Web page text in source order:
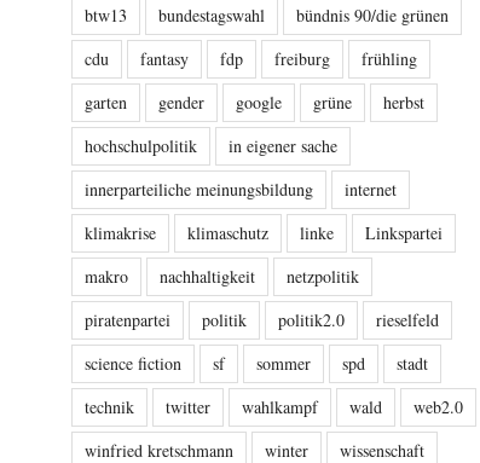
btw13
bundestagswahl
bündnis 90/die grünen
cdu
fantasy fdp freiburg
frühling
garten
gender google grüne
herbst
hochschulpolitik
in eigener sache
innerparteiliche meinungsbildung
internet
klimakrise
klimaschutz linke
Linkspartei
makro
nachhaltigkeit
netzpolitik
piratenpartei
politik politik2.0
rieselfeld
science fiction
sf sommer spd
stadt
technik
twitter wahlkampf wald
web2.0
winfried kretschmann
winter wissenschaft